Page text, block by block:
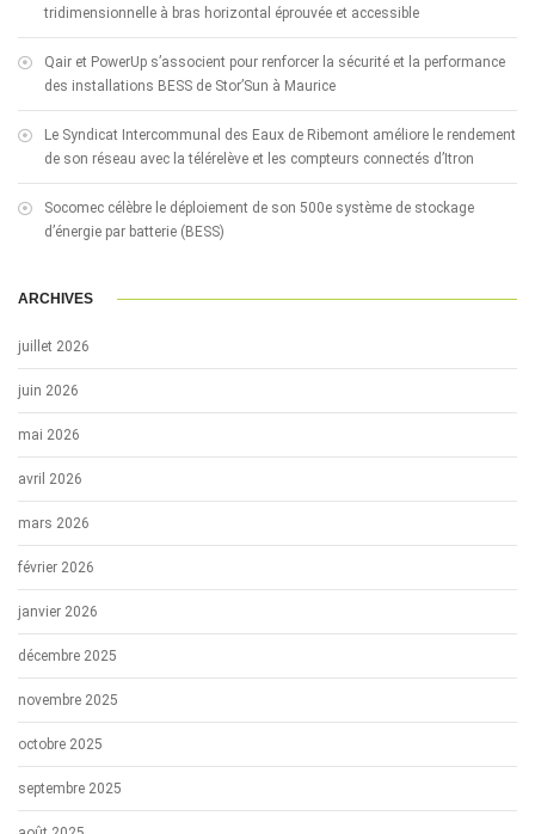
tridimensionnelle à bras horizontal éprouvée et accessible
Qair et PowerUp s’associent pour renforcer la sécurité et la performance
des installations BESS de Stor’Sun à Maurice
Le Syndicat Intercommunal des Eaux de Ribemont améliore le rendement
de son réseau avec la télérelève et les compteurs connectés d’Itron
Socomec célèbre le déploiement de son 500e système de stockage
d’énergie par batterie (BESS)
ARCHIVES
juillet 2026
juin 2026
mai 2026
avril 2026
mars 2026
février 2026
janvier 2026
décembre 2025
novembre 2025
octobre 2025
septembre 2025